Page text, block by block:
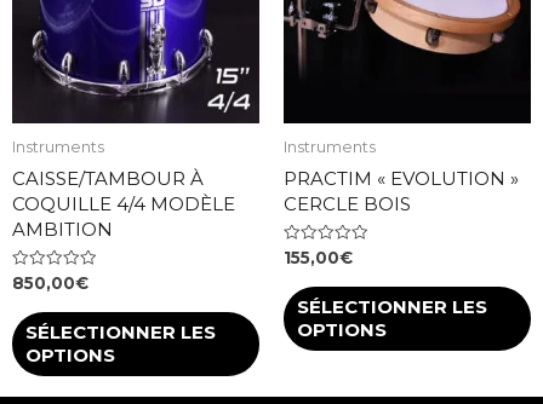
Instruments
CAISSE/TAMBOUR À
COQUILLE 4/4 MODÈLE
AMBITION
Note
sur
5
850,00€
SÉLECTIONNER LES
OPTIONS
Instruments
PRACTIM « EVOLUTION »
CERCLE BOIS
Note
sur
5
155,00€
SÉLECTIONNER LES
OPTIONS